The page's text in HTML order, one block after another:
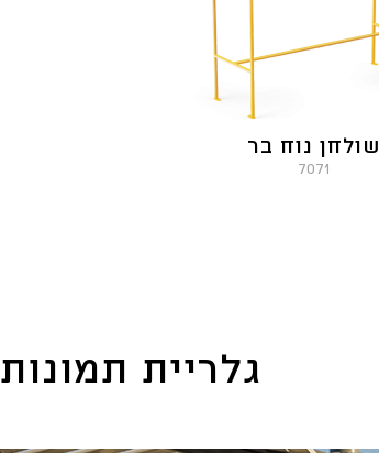
שולחן נוח בר
7071
גלריית תמונות